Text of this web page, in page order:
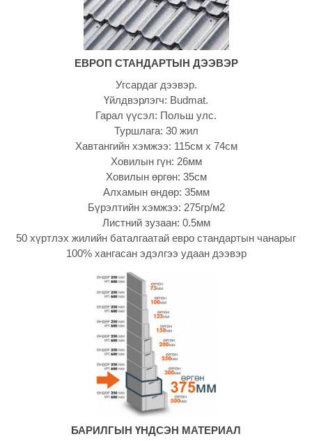
ЕВРОП СТАНДАРТЫН ДЭЭВЭР
Угсардаг дээвэр.
Үйлдвэрлэгч: Budmat.
Гарал үүсэл: Польш улс.
Туршлага: 30 жил
Хавтангийн хэмжээ: 115см х 74см
Ховилын гүн: 26мм
Ховилын өргөн: 35см
Алхамын өндөр: 35мм
Бүрэлтийн хэмжээ: 275гр/м2
Листний зузаан: 0.5мм
50 хүртлэх жилийн баталгаатай евро стандартын чанарыг
100% хангасан эдэлгээ удаан дээвэр
БАРИЛГЫН ҮНДСЭН МАТЕРИАЛ